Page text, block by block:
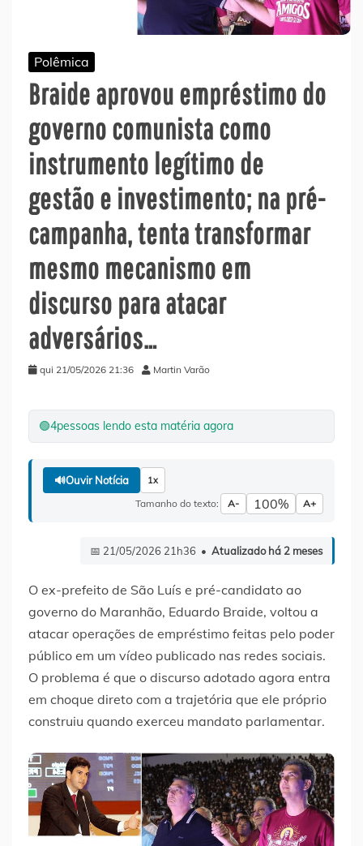
Polêmica
Braide aprovou empréstimo do
governo comunista como
instrumento legítimo de
gestão e investimento; na pré-
campanha, tenta transformar
mesmo mecanismo em
discurso para atacar
adversários…
qui 21/05/2026 21:36 Martin Varão
🟢4pessoas lendo esta matéria agora
🔊Ouvir Notícia 1x
Tamanho do texto: A- 100% A+
📅 21/05/2026 21h36 • Atualizado há 2 meses
O ex-prefeito de São Luís e pré-candidato ao
governo do Maranhão, Eduardo Braide, voltou a
atacar operações de empréstimo feitas pelo poder
público em um vídeo publicado nas redes sociais.
O problema é que o discurso adotado agora entra
em choque direto com a trajetória que ele próprio
construiu quando exerceu mandato parlamentar.